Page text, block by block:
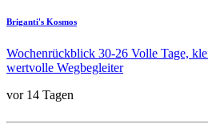
Briganti's Kosmos
Wochenrückblick 30-26 Volle Tage,
wertvolle Wegbegleiter
vor 14 Tagen